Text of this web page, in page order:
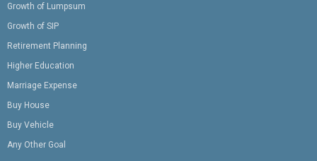
Growth of Lumpsum
Growth of SIP
Retirement Planning
Higher Education
Marriage Expense
Buy House
Buy Vehicle
Any Other Goal